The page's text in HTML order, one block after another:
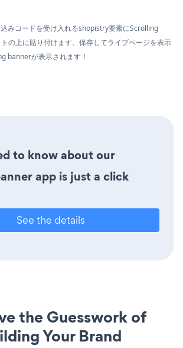
みコードを受け入れるshopistry要素にScrolling
の上に貼り付けます。保存してライブページを表示
bannerが表示されます！
to know about our
app is just a click
See the details
the Guesswork of
Your Brand